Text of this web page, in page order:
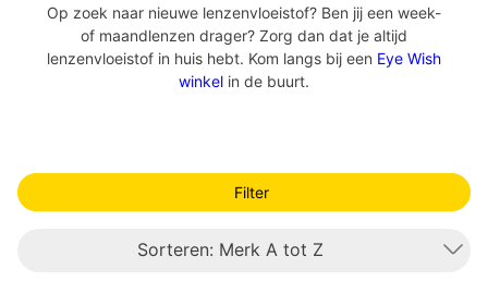
Op zoek naar nieuwe lenzenvloeistof? Ben jij een week-
of maandlenzen drager? Zorg dan dat je altijd
lenzenvloeistof in huis hebt. Kom langs bij een Eye Wish
winkel in de buurt.
Filter
Sorteren: Merk A tot Z